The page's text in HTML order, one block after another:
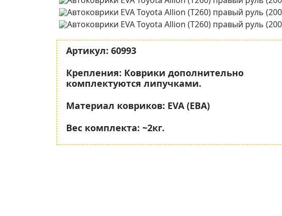
Артикул: 60993
Крепления: Коврики дополнительно
комплектуются липучками.
Материал ковриков: EVA (ЕВА)
Вес комплекта: ~2кг.